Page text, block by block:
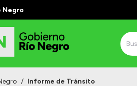
Negro
/ Informe de Tránsito